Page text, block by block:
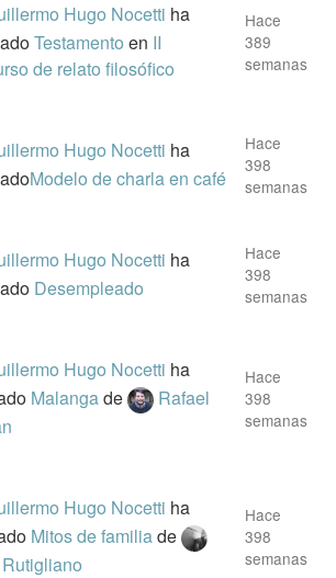
Hugo Nocetti ha
Testamentoen II
de relato filosófico
Hace
389
semanas
Hugo Nocetti ha
​Modelo de charla en café
Hace
398
semanas
Hugo Nocetti ha
Desempleado
Hace
398
semanas
Hugo Nocetti ha
Malangade
Rafael
Hace
398
semanas
Hugo Nocetti ha
Mitos de familiade
Hace
398
semanas